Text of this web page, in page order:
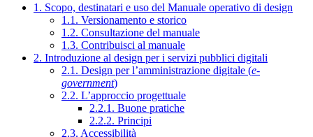
1. Scopo, destinatari e uso del Manuale operativo di design
1.1. Versionamento e storico
1.2. Consultazione del manuale
1.3. Contribuisci al manuale
2. Introduzione al design per i servizi pubblici digitali
2.1. Design per l’amministrazione digitale (e-
government)
2.2. L’approccio progettuale
2.2.1. Buone pratiche
2.2.2. Principi
2.3. Accessibilità